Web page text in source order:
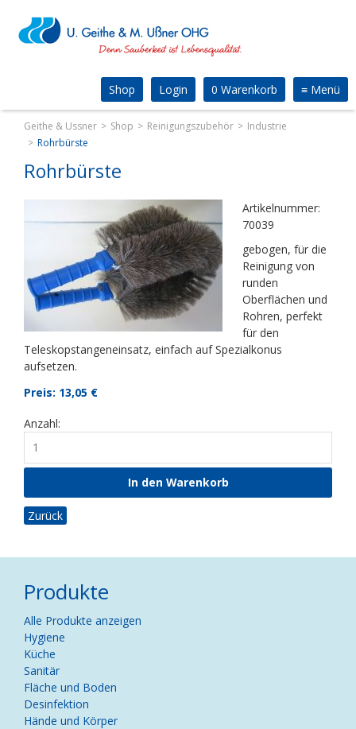
≡ Menü
0 Warenkorb
Login
Shop
Geithe & Ussner Shop Reinigungszubehör
Industrie
Rohrbürste
Rohrbürste
Artikelnummer:
70039
gebogen, für die
Reinigung von
runden
Oberflächen und
Rohren, perfekt
für den
Teleskopstangeneinsatz, einfach auf Spezialkonus
aufsetzen.
Preis: 13,05 €
Anzahl:
Zurück
Produkte
Navigation
überspringen
Alle Produkte anzeigen
Hygiene
Küche
Sanitär
Fläche und Boden
Desinfektion
Hände und Körper